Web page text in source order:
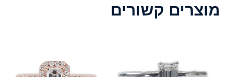
מוצרים קשורים